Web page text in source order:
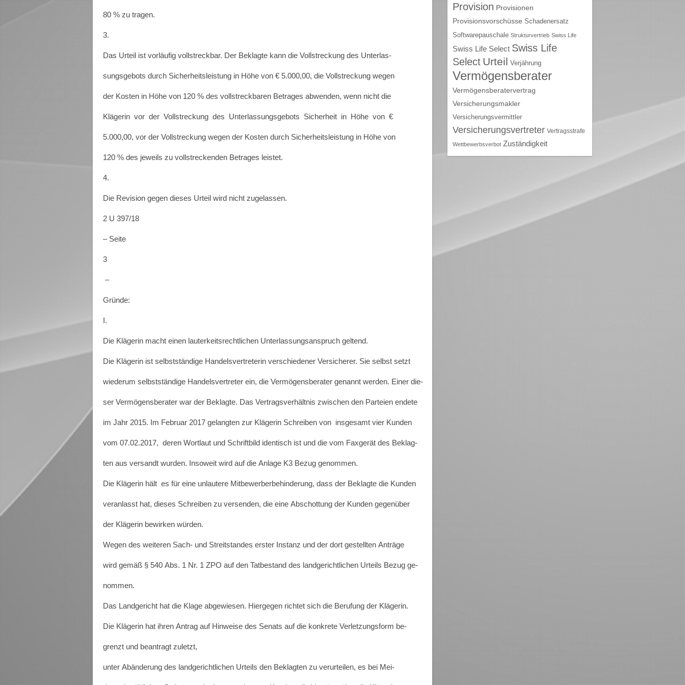
80 % zu tragen.
3.
Das Urteil ist vorläufig vollstreckbar. Der Beklagte kann die Vollstreckung des Unterlas-
sungsgebots durch Sicherheitsleistung in Höhe von € 5.000,00, die Vollstreckung wegen
der Kosten in Höhe von 120 % des vollstreckbaren Betrages abwenden, wenn nicht die
Klägerin vor der Vollstreckung des Unterlassungsgebots Sicherheit in Höhe von €
5.000,00, vor der Vollstreckung wegen der Kosten durch Sicherheitsleistung in Höhe von
120 % des jeweils zu vollstreckenden Betrages leistet.
4.
Die Revision gegen dieses Urteil wird nicht zugelassen.
2 U 397/18
– Seite
3
–
Gründe:
I.
Die Klägerin macht einen lauterkeitsrechtlichen Unterlassungsanspruch geltend.
Die Klägerin ist selbstständige Handelsvertreterin verschiedener Versicherer. Sie selbst setzt
wiederum selbstständige Handelsvertreter ein, die Vermögensberater genannt werden. Einer die-
ser Vermögensberater war der Beklagte. Das Vertragsverhältnis zwischen den Parteien endete
im Jahr 2015. Im Februar 2017 gelangten zur Klägerin Schreiben von insgesamt vier Kunden
vom 07.02.2017, deren Wortlaut und Schriftbild identisch ist und die vom Faxgerät des Beklag-
ten aus versandt wurden. Insoweit wird auf die Anlage K3 Bezug genommen.
Die Klägerin hält es für eine unlautere Mitbewerberbehinderung, dass der Beklagte die Kunden
veranlasst hat, dieses Schreiben zu versenden, die eine Abschottung der Kunden gegenüber
der Klägerin bewirken würden.
Wegen des weiteren Sach- und Streitstandes erster Instanz und der dort gestellten Anträge
wird gemäß § 540 Abs. 1 Nr. 1 ZPO auf den Tatbestand des landgerichtlichen Urteils Bezug ge-
nommen.
Das Landgericht hat die Klage abgewiesen. Hiergegen richtet sich die Berufung der Klägerin.
Die Klägerin hat ihren Antrag auf Hinweise des Senats auf die konkrete Verletzungsform be-
grenzt und beantragt zuletzt,
unter Abänderung des landgerichtlichen Urteils den Beklagten zu verurteilen, es bei Mei-
Provision Provisionen
Provisionsvorschüsse Schadenersatz
Softwarepauschale Strukturvertrieb Swiss Life
Swiss Life Select Swiss Life
Select Urteil Verjährung
Vermögensberater
Vermögensberatervertrag
Versicherungsmakler
Versicherungsvermittler
Versicherungsvertreter Vertragsstrafe
Wettbewerbsverbot Zuständigkeit